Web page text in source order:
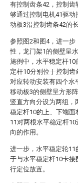
有控制齿条42，控制
够通过控制电机41驱
动板3沿控制齿条42的
参照图2和图4，进一
性，龙门架1的侧壁呈
施例中，水平稳定杆
定杆10分别位于控制
对应转动安装有四个水
移动板3的侧壁呈方形
竖直方向分设为两组，
稳定杆10的上、下端
11对两根水平稳定杆
向的作用。
进一步，水平稳定轮11
于与水平稳定杆10卡
行定位放置。